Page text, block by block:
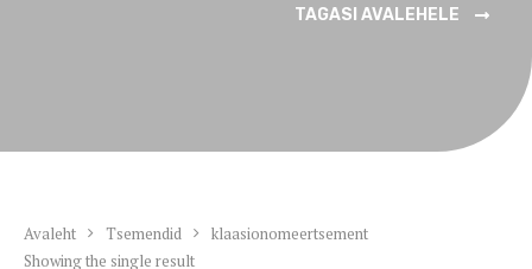
TAGASI AVALEHELE
Avaleht Tsemendid
klaasionomeertsement
Showing the single result